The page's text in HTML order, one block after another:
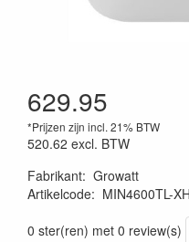
629.95
*Prijzen zijn incl. 21% BTW
520.62 excl. BTW
Fabrikant: Growatt
Artikelcode: MIN4600TL-
0 ster(ren) met 0 review(s)